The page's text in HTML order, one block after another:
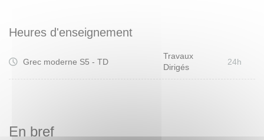
Heures d'enseignement
Grec moderne S5 - TD
Travaux
Dirigés
24h
En bref